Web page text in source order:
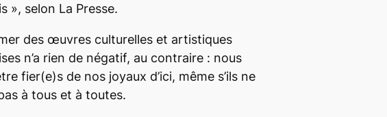
», selon La Presse.
des œuvres culturelles et artistiques
n’a rien de négatif, au contraire : nous
fier(e)s de nos joyaux d’ici, même s’ils ne
à tous et à toutes.